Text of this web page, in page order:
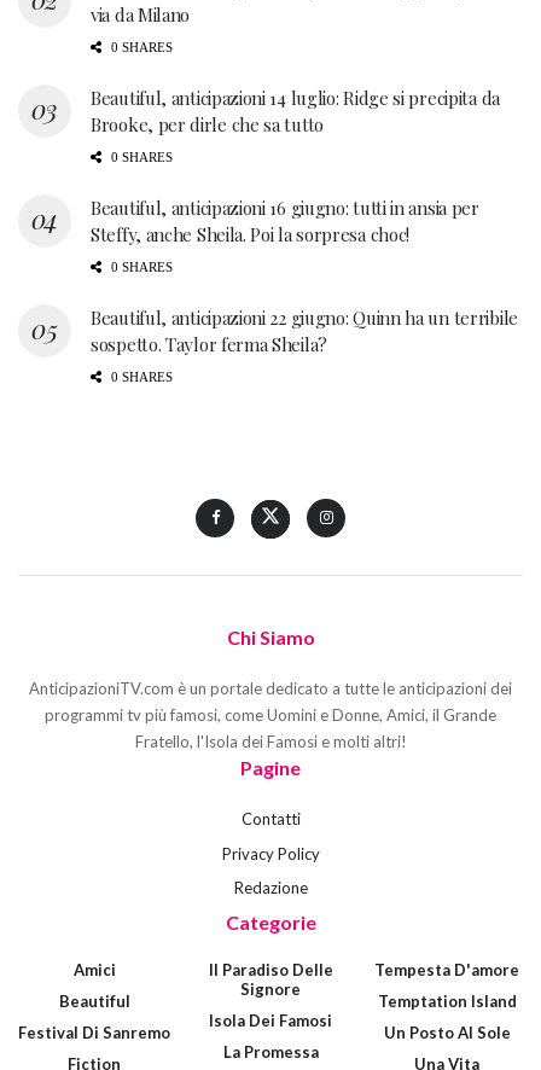
via da Milano
0 SHARES
Beautiful, anticipazioni 14 luglio: Ridge si precipita da
Brooke, per dirle che sa tutto
0 SHARES
Beautiful, anticipazioni 16 giugno: tutti in ansia per
Steffy, anche Sheila. Poi la sorpresa choc!
0 SHARES
Beautiful, anticipazioni 22 giugno: Quinn ha un terribile
sospetto. Taylor ferma Sheila?
0 SHARES
Chi Siamo
AnticipazioniTV.com è un portale dedicato a tutte le anticipazioni dei
programmi tv più famosi, come Uomini e Donne, Amici, il Grande
Fratello, l'Isola dei Famosi e molti altri!
Pagine
Contatti
Privacy Policy
Redazione
Categorie
Amici
Beautiful
Festival Di Sanremo
Fiction
Il Paradiso Delle
Signore
Isola Dei Famosi
La Promessa
Tempesta D'amore
Temptation Island
Un Posto Al Sole
Una Vita